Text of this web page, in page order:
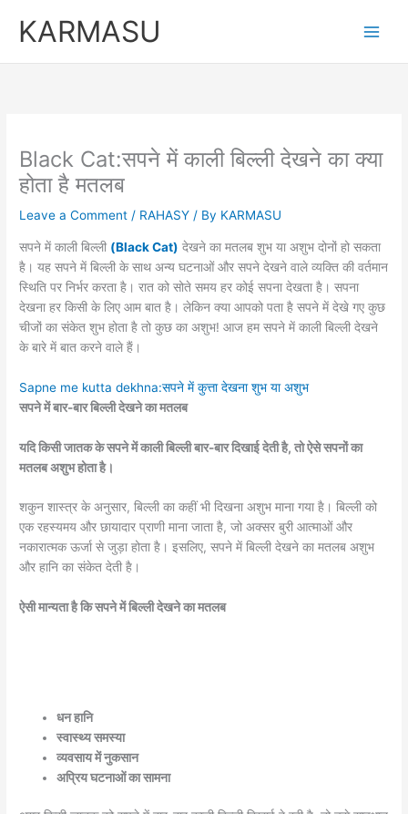
KARMASU
Black Cat:सपने में काली बिल्ली देखने का क्या
होता है मतलब
Leave a Comment / RAHASY / By KARMASU
सपने में काली बिल्ली (Black Cat) देखने का मतलब शुभ या अशुभ दोनों हो सकता
है। यह सपने में बिल्ली के साथ अन्य घटनाओं और सपने देखने वाले व्यक्ति की वर्तमान
स्थिति पर निर्भर करता है। रात को सोते समय हर कोई सपना देखता है। सपना
देखना हर किसी के लिए आम बात है। लेकिन क्या आपको पता है सपने में देखे गए कुछ
चीजों का संकेत शुभ होता है तो कुछ का अशुभ! आज हम सपने में काली बिल्ली देखने
के बारे में बात करने वाले हैं।
Sapne me kutta dekhna:सपने में कुत्ता देखना शुभ या अशुभ
सपने में बार-बार बिल्ली देखने का मतलब
यदि किसी जातक के सपने में काली बिल्ली बार-बार दिखाई देती है, तो ऐसे सपनों का
मतलब अशुभ होता है।
शकुन शास्त्र के अनुसार, बिल्ली का कहीं भी दिखना अशुभ माना गया है। बिल्ली को
एक रहस्यमय और छायादार प्राणी माना जाता है, जो अक्सर बुरी आत्माओं और
नकारात्मक ऊर्जा से जुड़ा होता है। इसलिए, सपने में बिल्ली देखने का मतलब अशुभ
और हानि का संकेत देती है।
ऐसी मान्यता है कि सपने में बिल्ली देखने का मतलब
धन हानि
स्वास्थ्य समस्या
व्यवसाय में नुकसान
अप्रिय घटनाओं का सामना